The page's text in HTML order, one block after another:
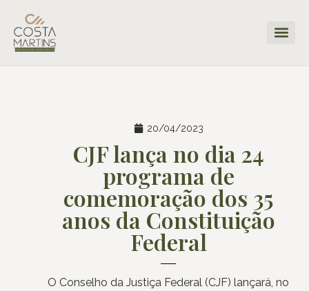
20/04/2023
CJF lança no dia 24
programa de
comemoração dos 35
anos da Constituição
Federal
O Conselho da Justiça Federal (CJF) lançará, no